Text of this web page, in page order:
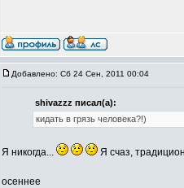
Добавлено: Сб 24 Сен, 2011 00:04
shivazzz писал(а):
кидать в грязь человека?!)
Я никогда... Я счаз,
осеннее